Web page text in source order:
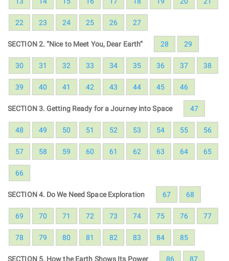
22 23 24 25 26 27
SECTION 2. “Nice to Meet You, Dear Earth” 28 29
30 31 32 33 34 35 36 37 38
39 40 41 42 43 44 45 46
SECTION 3. Getting Ready for a Journey into Space 47
48 49 50 51 52 53 54 55 56
57 58 59 60 61 62 63 64 65
66
SECTION 4. Do We Need Space Exploration 67 68
69 70 71 72 73 74 75 76 77
78 79 80 81 82 83 84 85
SECTION 5. How the Earth Shows Its Power 86 87